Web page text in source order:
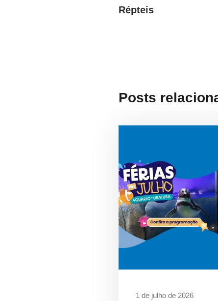
Répteis
Posts
1 de julho de 2026